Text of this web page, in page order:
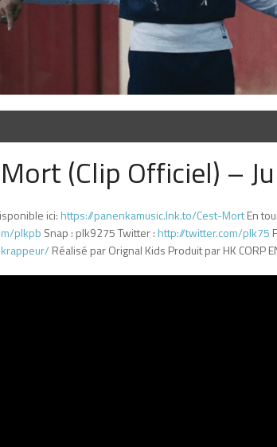
Mort (Clip Officiel) –
ici: https://panenkamusic.lnk.to/Cest-MortEn
plkpb Snap : plk9275 Twitter : http://twitter.com/plk75
Réalisé par Orignal Kids Produit par HK CORP